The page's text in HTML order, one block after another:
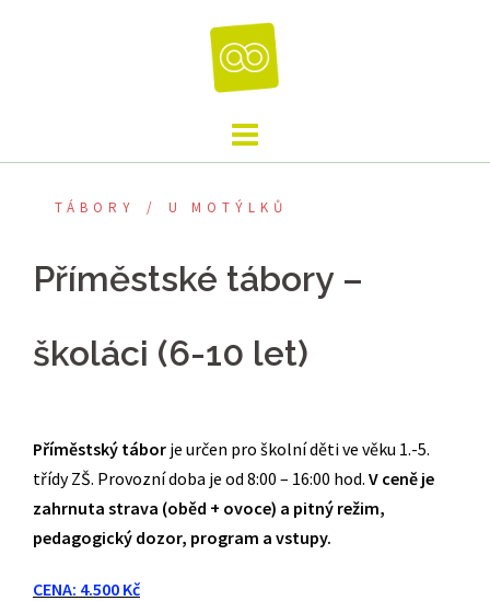
TÁBORY U MOTÝLKŮ
Příměstské tábory –
školáci (6-10 let)
Příměstský tábor je určen pro školní děti ve věku 1.-5.
třídy ZŠ. Provozní doba je od 8:00 – 16:00 hod. V ceně je
zahrnuta strava (oběd + ovoce) a pitný režim,
pedagogický dozor, program a vstupy.
CENA: 4.500 Kč